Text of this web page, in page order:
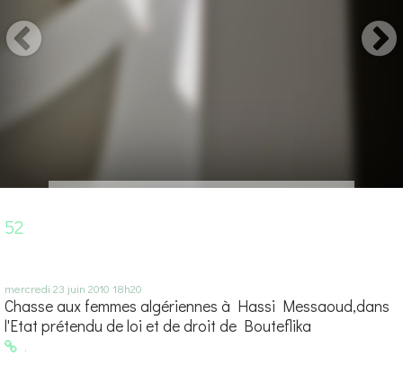
52
mercredi 23 juin 2010 18h20
Chasse aux femmes algériennes à Hassi Messaoud,dans
l'Etat prétendu de loi et de droit de Bouteflika
.